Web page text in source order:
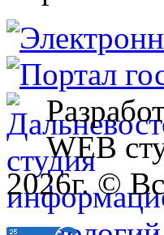
WEB
2026г. ©